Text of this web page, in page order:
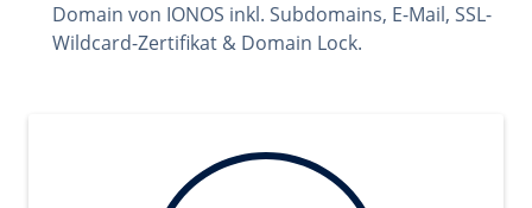
Domain von IONOS inkl. Subdomains, E-Mail, SSL-
Wildcard-Zertifikat & Domain Lock.